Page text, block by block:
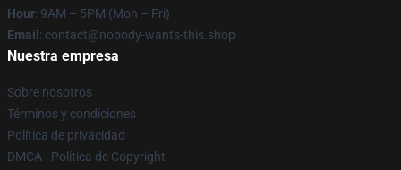
Hour: 9AM – 5PM (Mon – Fri)
Email : contact@nobody-wants-this.shop
Nuestra empresa
Sobre nosotros
Términos y condiciones
Política de privacidad
DMCA - Política de Copyright